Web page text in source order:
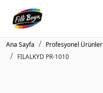
Ana Sayfa Profesyonel Ürünler
FILALKYD PR-1010